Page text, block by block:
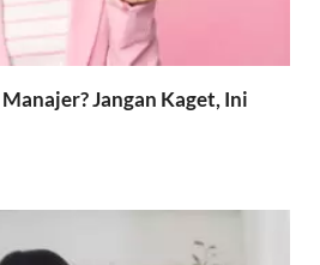
Jangan Kaget, Ini